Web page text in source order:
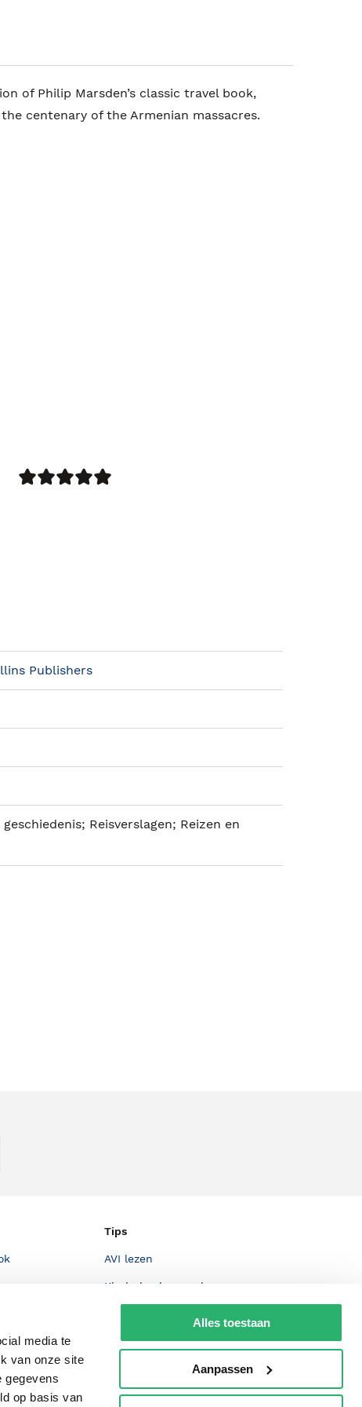
media te
van onze site
gegevens
op basis van
Alles toestaan
Aanpassen
of Philip Marsden’s classic travel book,
centenary of the Armenian massacres.
Publishers
geschiedenis; Reisverslagen; Reizen en
Tips
AVI lezen
Kinderboekenweek
De Nationale Voorleesdagen
Wet op de Vaste Boekenprijs